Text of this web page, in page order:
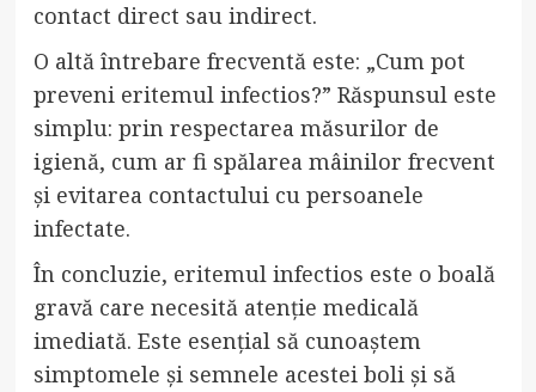
contact direct sau indirect.
O altă întrebare frecventă este: „Cum pot
preveni eritemul infectios?” Răspunsul este
simplu: prin respectarea măsurilor de
igienă, cum ar fi spălarea mâinilor frecvent
și evitarea contactului cu persoanele
infectate.
În concluzie, eritemul infectios este o boală
gravă care necesită atenție medicală
imediată. Este esențial să cunoaștem
simptomele și semnele acestei boli și să